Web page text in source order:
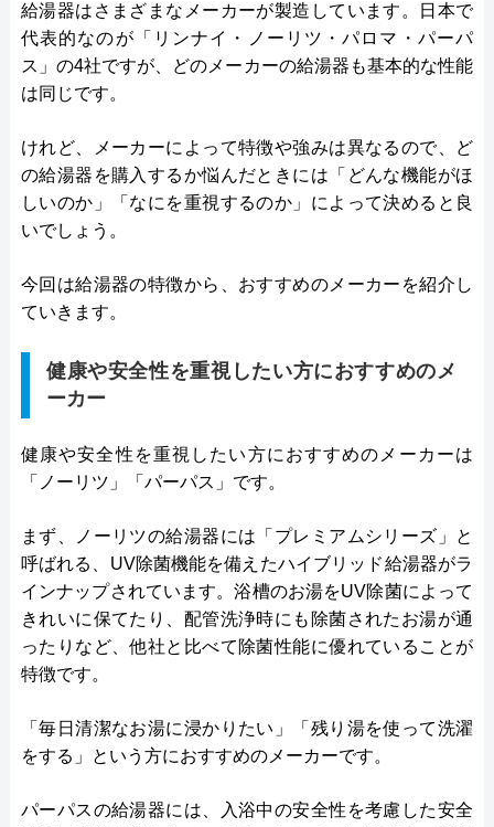
給湯器はさまざまなメーカーが製造しています。日本で
代表的なのが「リンナイ・ノーリツ・パロマ・パーパ
ス」の4社ですが、どのメーカーの給湯器も基本的な性能
は同じです。
けれど、メーカーによって特徴や強みは異なるので、ど
の給湯器を購入するか悩んだときには「どんな機能がほ
しいのか」「なにを重視するのか」によって決めると良
いでしょう。
今回は給湯器の特徴から、おすすめのメーカーを紹介し
ていきます。
健康や安全性を重視したい方におすすめのメ
ーカー
健康や安全性を重視したい方におすすめのメーカーは
「ノーリツ」「パーパス」です。
まず、ノーリツの給湯器には「プレミアムシリーズ」と
呼ばれる、UV除菌機能を備えたハイブリッド給湯器がラ
インナップされています。浴槽のお湯をUV除菌によって
きれいに保てたり、配管洗浄時にも除菌されたお湯が通
ったりなど、他社と比べて除菌性能に優れていることが
特徴です。
「毎日清潔なお湯に浸かりたい」「残り湯を使って洗濯
をする」という方におすすめのメーカーです。
パーパスの給湯器には、入浴中の安全性を考慮した安全